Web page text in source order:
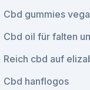
Cbd gummies
Cbd oil für falten
Reich cbd auf
Cbd hanflogos